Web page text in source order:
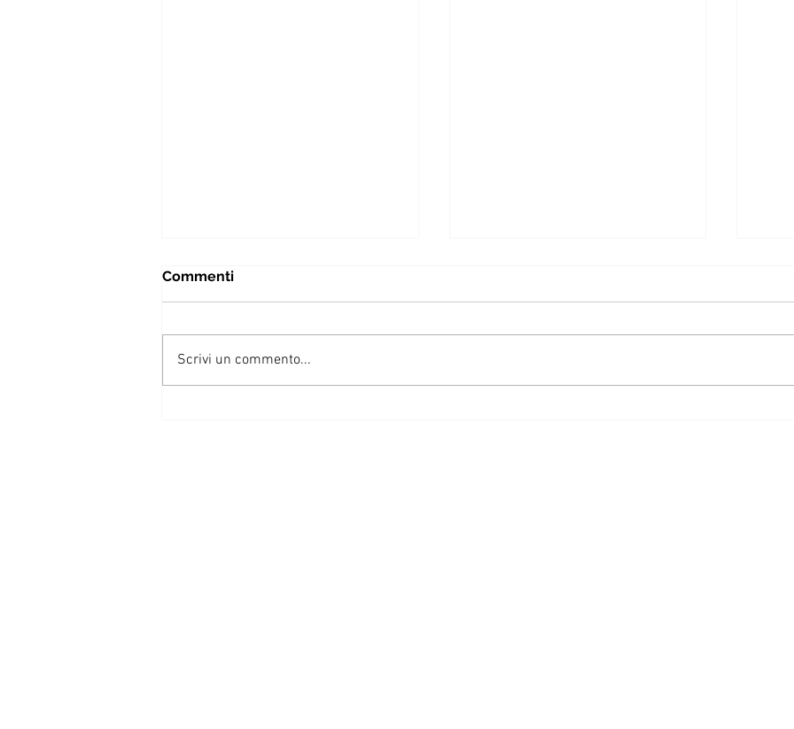
Commenti
Scrivi un commento...